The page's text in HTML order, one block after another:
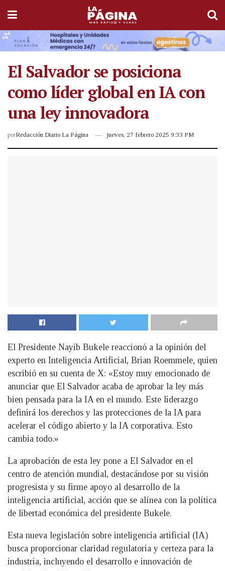
El Salvador se posiciona
como líder global en IA con
una ley innovadora
porRedacción Diario La Página jueves, 27 febrero 2025 9:33 PM
El Presidente Nayib Bukele reaccionó a la opinión del
experto en Inteligencia Artificial, Brian Roemmele, quien
escribió en su cuenta de X: «Estoy muy emocionado de
anunciar que El Salvador acaba de aprobar la ley más
bien pensada para la IA en el mundo. Este liderazgo
definirá los derechos y las protecciones de la IA para
acelerar el código abierto y la IA corporativa. Esto
cambia todo.»
La aprobación de esta ley pone a El Salvador en el
centro de atención mundial, destacándose por su visión
progresista y su firme apoyo al desarrollo de la
inteligencia artificial, acción que se alínea con la política
de libertad económica del presidente Bukele.
Esta nueva legislación sobre inteligencia artificial (IA)
busca proporcionar claridad regulatoria y certeza para la
industria, incluyendo el desarrollo e innovación de